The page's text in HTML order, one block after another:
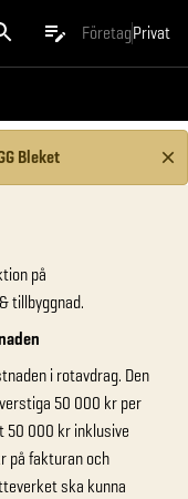
FöretagPrivat
Bleket
på
tillbyggnad.
i rotavdrag. Den
50 000 kr per
50 000 kr inklusive
på fakturan och
ska kunna